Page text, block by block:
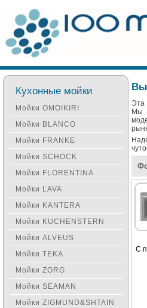
Эта
Мы
С
Кухонные мойки
Мойки OMOIKIRI
Мойки BLANCO
Мойки FRANKE
Мойки SCHOCK
Мойки FLORENTINA
Мойки LAVA
Мойки KANTERA
Мойки KUCHENSTERN
Мойки ALVEUS
Мойки TEKA
Мойки ZORG
Мойки SEAMAN
Мойки ZIGMUND&SHTAIN